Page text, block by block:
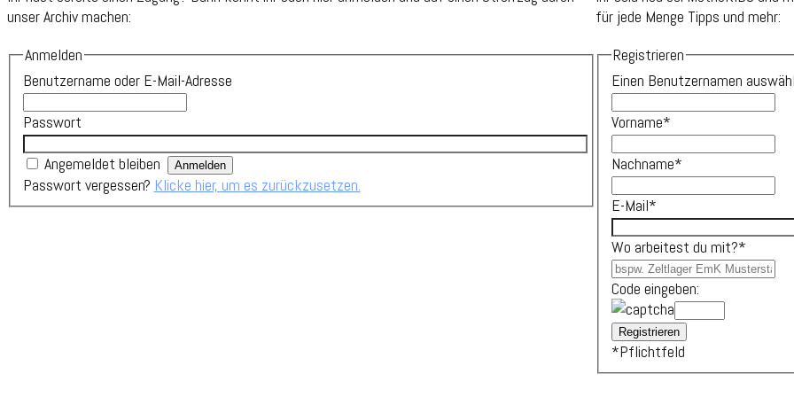
unser Archiv machen:
Anmelden
Benutzername oder E-Mail-Adresse
Passwort
Angemeldet bleiben
Passwort vergessen? Klicke hier, um es zurückzusetzen.
für jede Menge Tipps und mehr:
Registrieren
Einen Benutzernamen
Vorname*
Nachname*
E-Mail*
Wo arbeitest du mit?*
Code eingeben:
*Pflichtfeld